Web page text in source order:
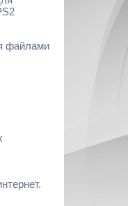
файлами